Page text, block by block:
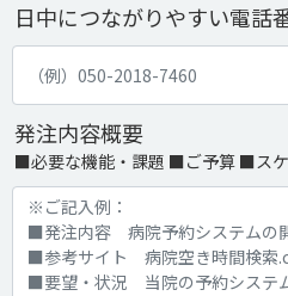
日中につながりやすい電話
発注内容概要
■必要な機能・課題 ■ご予算 ■ス